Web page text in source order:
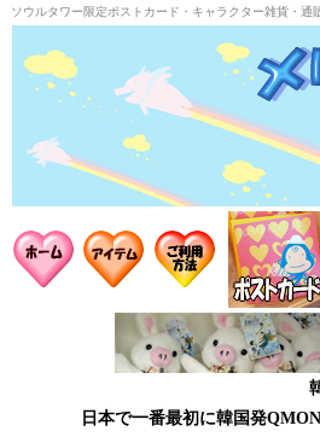
ソウルタワー限定ポストカード・キャラクター雑貨・通
日本で一番最初に韓国発